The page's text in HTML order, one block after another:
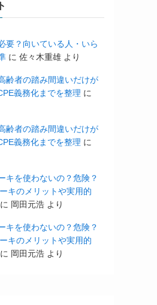
要？向いている人・いら
に 佐々木重雄 より
齢者の踏み間違いだけが
義務化までを整理 に
齢者の踏み間違いだけが
義務化までを整理 に
キを使わないの？危険？
キのメリットや実用的
に 岡田元浩 より
キを使わないの？危険？
キのメリットや実用的
に 岡田元浩 より